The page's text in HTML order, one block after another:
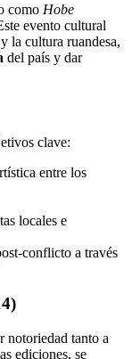
como Hobe
evento cultural
la cultura ruandesa,
del país y dar
clave:
entre los
locales e
conflicto a través
notoriedad tanto a
ediciones, se